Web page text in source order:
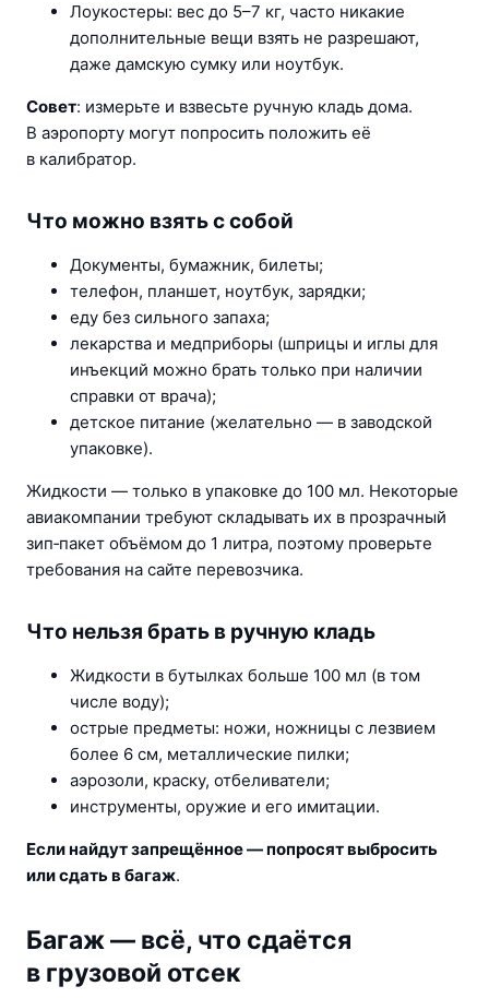
Лоукостеры: вес до 5–7 кг, часто никакие
дополнительные вещи взять не разрешают,
даже дамскую сумку или ноутбук.
Совет: измерьте и взвесьте ручную кладь дома.
В аэропорту могут попросить положить её
в калибратор.
Что можно взять с собой
Документы, бумажник, билеты;
телефон, планшет, ноутбук, зарядки;
еду без сильного запаха;
лекарства и медприборы (шприцы и иглы для
инъекций можно брать только при наличии
справки от врача);
детское питание (желательно — в заводской
упаковке).
Жидкости — только в упаковке до 100 мл. Некоторые
авиакомпании требуют складывать их в прозрачный
зип‑пакет объёмом до 1 литра, поэтому проверьте
требования на сайте перевозчика.
Что нельзя брать в ручную кладь
Жидкости в бутылках больше 100 мл (в том
числе воду);
острые предметы: ножи, ножницы с лезвием
более 6 см, металлические пилки;
аэрозоли, краску, отбеливатели;
инструменты, оружие и его имитации.
Если найдут запрещённое — попросят выбросить
или сдать в багаж.
Багаж — всё, что сдаётся
в грузовой отсек